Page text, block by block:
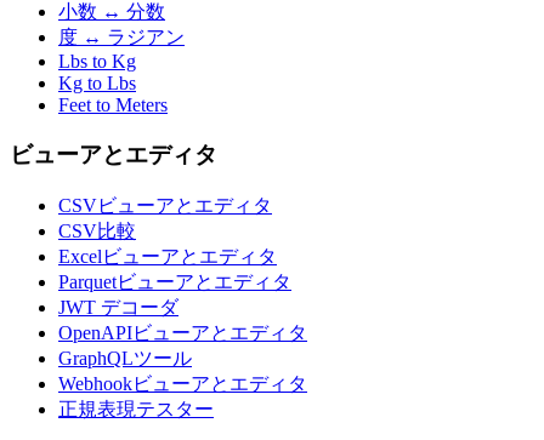
小数 ↔ 分数
度 ↔ ラジアン
Lbs to Kg
Kg to Lbs
Feet to Meters
ビューアとエディタ
CSVビューアとエディタ
CSV比較
Excelビューアとエディタ
Parquetビューアとエディタ
JWT デコーダ
OpenAPIビューアとエディタ
GraphQLツール
Webhookビューアとエディタ
正規表現テスター